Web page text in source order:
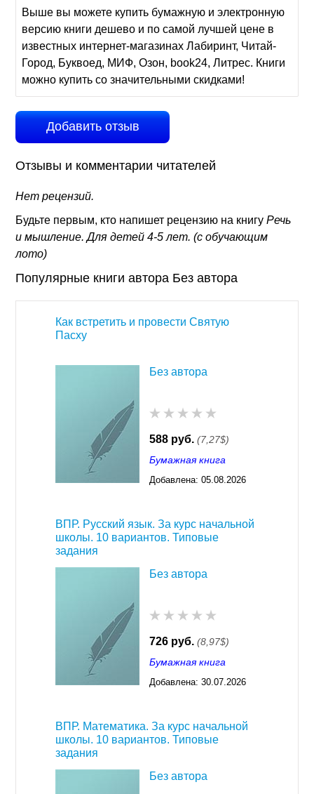
Выше вы можете купить бумажную и электронную
версию книги дешево и по самой лучшей цене в
известных интернет-магазинах Лабиринт, Читай-
Город, Буквоед, МИФ, Озон, book24, Литрес. Книги
можно купить со значительными скидками!
Добавить отзыв
Отзывы и комментарии читателей
Нет рецензий.
Будьте первым, кто напишет рецензию на книгуРечь
и мышление. Для детей 4-5 лет. (с обучающим
лото)
Популярные книги автора Без автора
Как встретить и провести Святую
Пасху
Без автора
588 руб. (7,27$)
Бумажная книга
Добавлена: 05.08.2026
ВПР. Русский язык. За курс начальной
школы. 10 вариантов. Типовые
задания
Без автора
726 руб. (8,97$)
Бумажная книга
Добавлена: 30.07.2026
ВПР. Математика. За курс начальной
школы. 10 вариантов. Типовые
задания
Без автора